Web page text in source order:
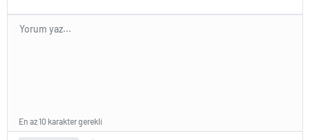
En az 10 karakter gerekli